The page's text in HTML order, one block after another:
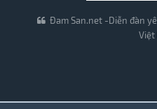
Đam San.net -Diễn đàn
Việt